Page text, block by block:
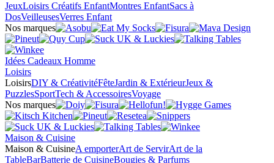
JeuxLoisirs Créatifs EnfantMontres EnfantSacs à
DosVeilleusesVerres Enfant
Nos marques
Idées Cadeaux Homme
Loisirs
LoisirsDIY & CréativitéFêteJardin & ExtérieurJeux &
PuzzlesSportTech & AccessoiresVoyage
Nos marques
Maison & Cuisine
Maison & CuisineA emporterArt de ServirArt de la
TableBarBatterie de CuisineBougies & Parfums